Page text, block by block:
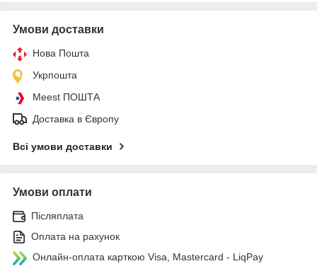
Умови доставки
Нова Пошта
Укрпошта
Meest ПОШТА
Доставка в Європу
Всі умови доставки
Умови оплати
Післяплата
Оплата на рахунок
Онлайн-оплата карткою Visa, Mastercard - LiqPay